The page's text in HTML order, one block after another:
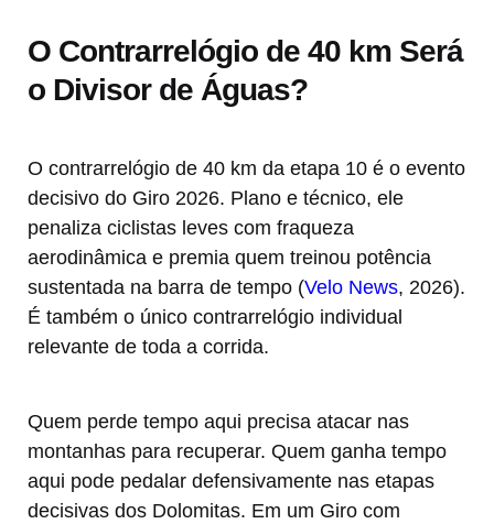
O Contrarrelógio de 40 km Será
o Divisor de Águas?
O contrarrelógio de 40 km da etapa 10 é o evento
decisivo do Giro 2026. Plano e técnico, ele
penaliza ciclistas leves com fraqueza
aerodinâmica e premia quem treinou potência
sustentada na barra de tempo (Velo News, 2026).
É também o único contrarrelógio individual
relevante de toda a corrida.
Quem perde tempo aqui precisa atacar nas
montanhas para recuperar. Quem ganha tempo
aqui pode pedalar defensivamente nas etapas
decisivas dos Dolomitas. Em um Giro com